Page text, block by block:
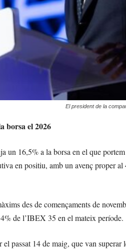
El president de la
borsa el 2026
un 16,5% a la borsa en el que
en positiu, amb un avenç proper
des de començaments de
de l’IBEX 35 en el mateix període.
passat 14 de maig, que van superar